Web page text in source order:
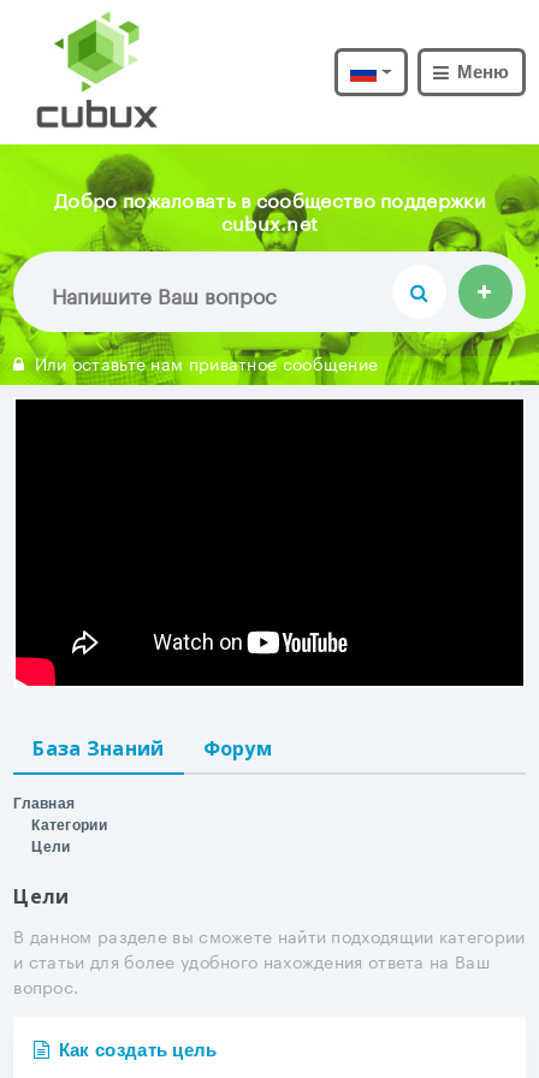
Меню
Добро пожаловать в сообщество поддержки
cubux.net
Или оставьте нам приватное сообщение
База Знаний Форум
Главная
Категории
Цели
Цели
В данном разделе вы сможете найти подходящии категории
и статьи для более удобного нахождения ответа на Ваш
вопрос.
Как создать цель